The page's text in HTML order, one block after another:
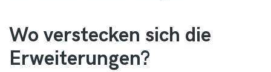
Wo verstecken sich die
Erweiterungen?